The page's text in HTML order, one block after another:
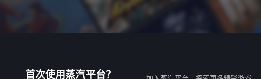
首次使用蒸汽平台？